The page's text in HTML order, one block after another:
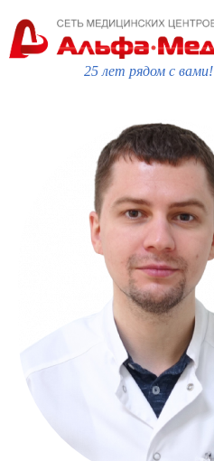
25 лет рядом с вами!